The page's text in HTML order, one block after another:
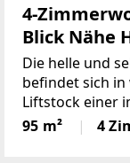
4-
Blick Nähe
Die helle und
befindet sich
Liftstock einer
gepflegten und
95 m² 4